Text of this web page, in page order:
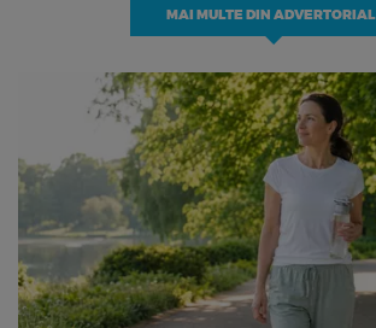
MAI MULTE DIN ADVERTORIAL